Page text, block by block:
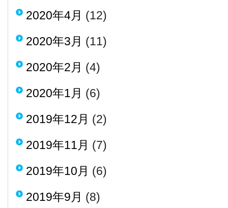
2020年4月 (12)
2020年3月 (11)
2020年2月 (4)
2020年1月 (6)
2019年12月 (2)
2019年11月 (7)
2019年10月 (6)
2019年9月 (8)